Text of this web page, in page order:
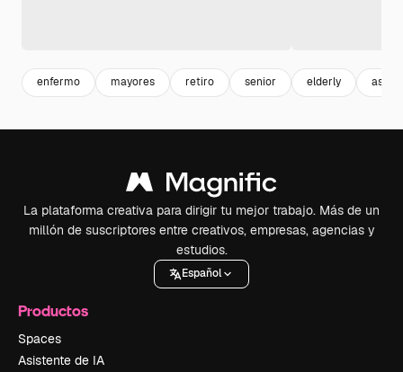
enfermo mayores retiro senior elderly asilo
La plataforma creativa para dirigir tu mejor trabajo. Más de un
millón de suscriptores entre creativos, empresas, agencias y
estudios.
Español
Productos
Spaces
Asistente de IA